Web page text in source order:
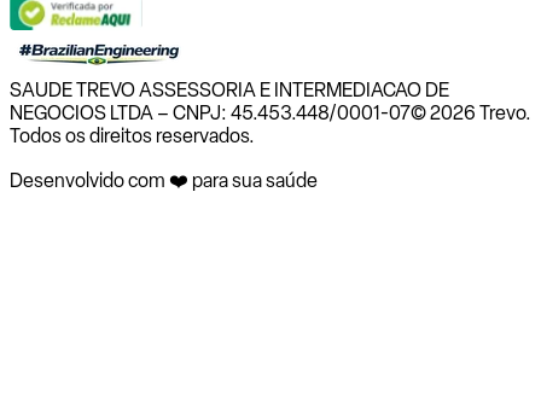
SAUDE TREVO ASSESSORIA E INTERMEDIACAO DE
NEGOCIOS LTDA – CNPJ: 45.453.448/0001-07© 2026 Trevo.
Todos os direitos reservados.
Desenvolvido com ❤️ para sua saúde